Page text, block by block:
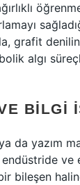
grafit
algı
BILGI
da yazım
ve
bileşen